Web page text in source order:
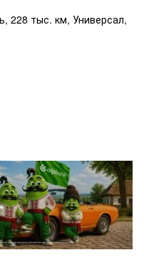
228 тыс. км, Универсал,